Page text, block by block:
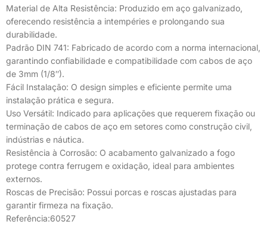
Material de Alta Resistência: Produzido em aço galvanizado,
oferecendo resistência a intempéries e prolongando sua
durabilidade.
Padrão DIN 741: Fabricado de acordo com a norma internacional,
garantindo confiabilidade e compatibilidade com cabos de aço
de 3mm (1/8″).
Fácil Instalação: O design simples e eficiente permite uma
instalação prática e segura.
Uso Versátil: Indicado para aplicações que requerem fixação ou
terminação de cabos de aço em setores como construção civil,
indústrias e náutica.
Resistência à Corrosão: O acabamento galvanizado a fogo
protege contra ferrugem e oxidação, ideal para ambientes
externos.
Roscas de Precisão: Possui porcas e roscas ajustadas para
garantir firmeza na fixação.
Referência:60527